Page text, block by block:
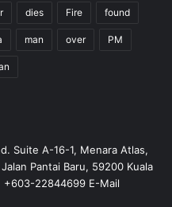
dies Fire found
man over PM
Suite A-16-1, Menara Atlas,
Pantai Baru, 59200 Kuala
+603-22844699 E-Mail